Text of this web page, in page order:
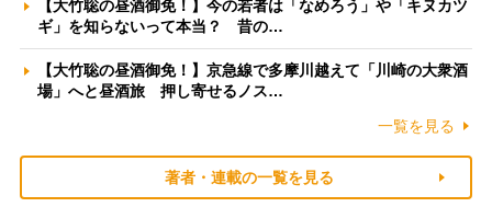
【大竹聡の昼酒御免！】今の若者は「なめろう」や「キヌカツ
ギ」を知らないって本当？ 昔の…
【大竹聡の昼酒御免！】京急線で多摩川越えて「川崎の大衆酒
場」へと昼酒旅 押し寄せるノス…
一覧を見る
著者・連載の一覧を見る